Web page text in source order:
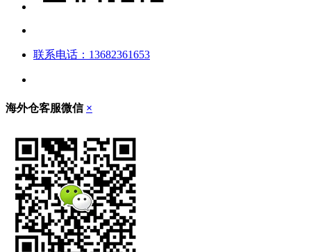
联系电话：13682361653
海外仓客服微信 ×